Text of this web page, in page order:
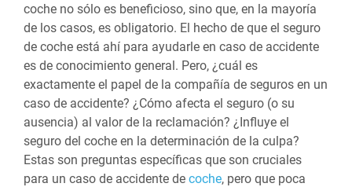
coche no sólo es beneficioso, sino que, en la mayoría
de los casos, es obligatorio. El hecho de que el seguro
de coche está ahí para ayudarle en caso de accidente
es de conocimiento general. Pero, ¿cuál es
exactamente el papel de la compañía de seguros en un
caso de accidente? ¿Cómo afecta el seguro (o su
ausencia) al valor de la reclamación? ¿Influye el
seguro del coche en la determinación de la culpa?
Estas son preguntas específicas que son cruciales
para un caso de accidente de coche, pero que poca